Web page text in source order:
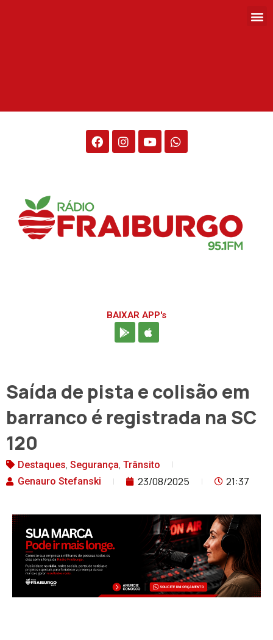
BAIXAR APP's
Saída de pista e colisão em
barranco é registrada na SC
120
Destaques, Segurança, Trânsito
Genauro Stefanski
23/08/2025 21:37